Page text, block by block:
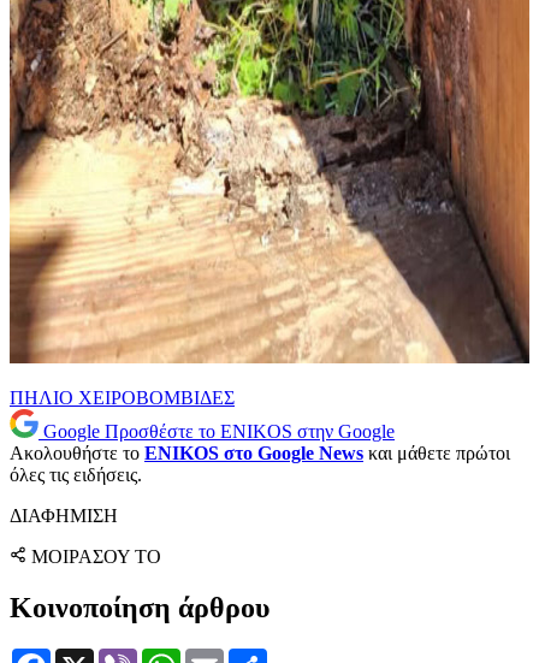
ΠΗΛΙΟ ΧΕΙΡΟΒΟΜΒΙΔΕΣ
Google Προσθέστε το ENIKOS στην Google
Ακολουθήστε το ENIKOS στο Google News και μάθετε πρώτοι
όλες τις ειδήσεις.
ΔΙΑΦΗΜΙΣΗ
ΜΟΙΡΑΣΟΥ ΤΟ
Κοινοποίηση άρθρου
Facebook
X Viber WhatsApp
Email